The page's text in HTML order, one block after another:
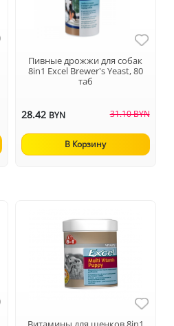
Пивные дрожжи для собак
8in1 Excel Brewer's Yeast, 80
таб
28.42 BYN 31.10 BYN
В Корзину